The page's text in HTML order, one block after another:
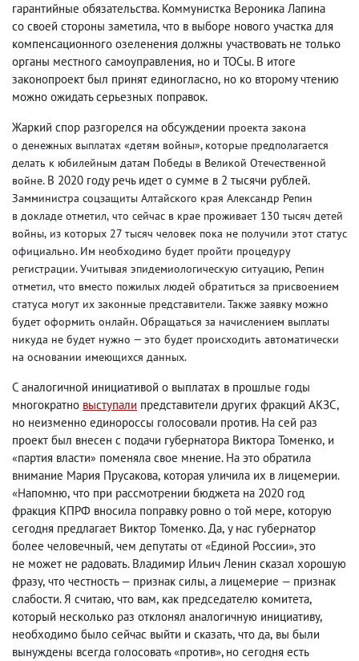
гарантийные обязательства. Коммунистка Вероника Лапина
со своей стороны заметила, что в выборе нового участка для
компенсационного озеленения должны участвовать не только
органы местного самоуправления, но и ТОСы. В итоге
законопроект был принят единогласно, но ко второму чтению
можно ожидать серьезных поправок.
Жаркий спор разгорелся на обсуждении проекта закона
о денежных выплатах «детям войны», которые предполагается
делать к юбилейным датам Победы в Великой Отечественной
войне. В 2020 году речь идет о сумме в 2 тысячи рублей.
Замминистра соцзащиты Алтайского края Александр Репин
в докладе отметил, что сейчас в крае проживает 130 тысяч детей
войны, из которых 27 тысяч человек пока не получили этот статус
официально. Им необходимо будет пройти процедуру
регистрации. Учитывая эпидемиологическую ситуацию, Репин
отметил, что вместо пожилых людей обратиться за присвоением
статуса могут их законные представители. Также заявку можно
будет оформить онлайн. Обращаться за начислением выплаты
никуда не будет нужно — это будет происходить автоматически
на основании имеющихся данных.
С аналогичной инициативой о выплатах в прошлые годы
многократно выступали представители других фракций АКЗС,
но неизменно единороссы голосовали против. На сей раз
проект был внесен с подачи губернатора Виктора Томенко, и
«партия власти» поменяла свое мнение. На это обратила
внимание Мария Прусакова, которая уличила их в лицемерии.
«Напомню, что при рассмотрении бюджета на 2020 год
фракция КПРФ вносила поправку ровно о той мере, которую
сегодня предлагает Виктор Томенко. Да, у нас губернатор
более человечный, чем депутаты от «Единой России», это
не может не радовать. Владимир Ильич Ленин сказал хорошую
фразу, что честность — признак силы, а лицемерие — признак
слабости. Я считаю, что вам, как председателю комитета,
который несколько раз отклонял аналогичную инициативу,
необходимо было сейчас выйти и сказать, что да, вы были
вынуждены всегда голосовать «против», но сегодня есть